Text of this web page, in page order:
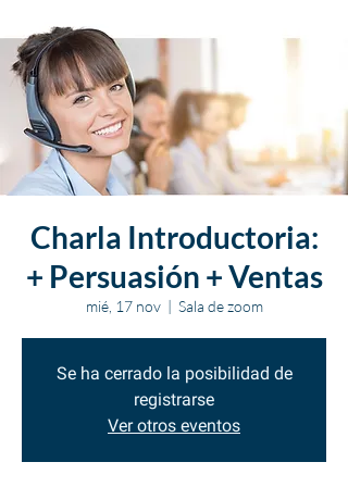
Charla Introductoria:
+ Persuasión + Ventas
mié, 17 nov
  |
Sala de zoom
Se ha cerrado la posibilidad de
registrarse
Ver otros eventos